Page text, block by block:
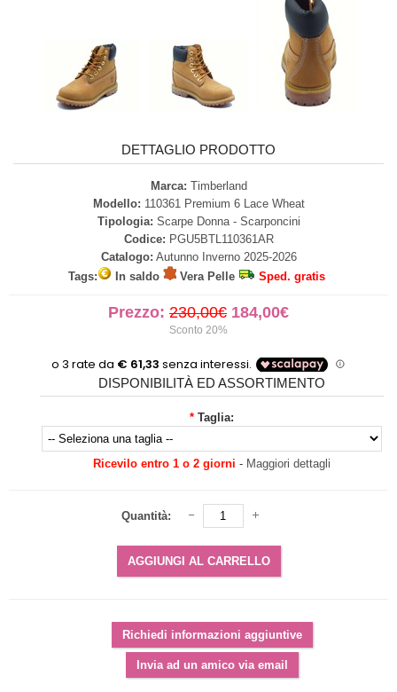
DETTAGLIO PRODOTTO
Marca: Timberland
Modello: 110361 Premium 6 Lace Wheat
Tipologia: Scarpe Donna - Scarponcini
Codice: PGU5BTL110361AR
Catalogo: Autunno Inverno 2025-2026
Tags:
In saldo Vera Pelle Sped. gratis
Prezzo: 230,00€ 184,00€
Sconto 20%
DISPONIBILITÀ ED ASSORTIMENTO
* Taglia:
Ricevilo entro 1 o 2 giorni - Maggiori dettagli
Quantità: